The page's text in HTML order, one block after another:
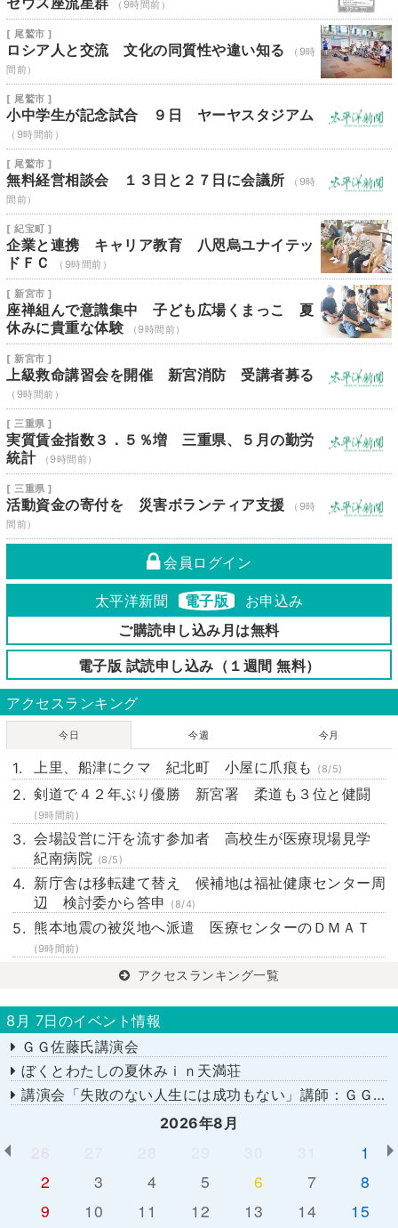
（9時間前）
[ 尾鷲市 ]
ロシア人と交流 文化の同質性や違い知る
（9時
間前）
[ 尾鷲市 ]
小中学生が記念試合 ９日 ヤーヤスタジアム
（9時間前）
[ 尾鷲市 ]
無料経営相談会 １３日と２７日に会議所
（9時
間前）
[ 紀宝町 ]
企業と連携 キャリア教育 八咫烏ユナイテッ
ドＦＣ
（9時間前）
[ 新宮市 ]
座禅組んで意識集中 子ども広場くまっこ 夏
休みに貴重な体験
（9時間前）
[ 新宮市 ]
上級救命講習会を開催 新宮消防 受講者募る
（9時間前）
[ 三重県 ]
実質賃金指数３．５％増 三重県、５月の勤労
統計
（9時間前）
[ 三重県 ]
活動資金の寄付を 災害ボランティア支援
（9時
間前）
会員ログイン
太平洋新聞 電子版
お申込み
ご購読申し込み月は無料
電子版 試読申し込み（１週間 無料）
アクセスランキング
今日 今週 今月
上里、船津にクマ 紀北町 小屋に爪痕も (8/5)
剣道で４２年ぶり優勝 新宮署 柔道も３位と健闘
(9時間前)
会場設営に汗を流す参加者 高校生が医療現場見学
紀南病院 (8/5)
新庁舎は移転建て替え 候補地は福祉健康センター周
辺 検討委から答申
(8/4)
熊本地震の被災地へ派遣 医療センターのＤＭＡＴ
(9時間前)
アクセスランキング一覧
8月 7日のイベント情報
ＧＧ佐藤氏講演会
ぼくとわたしの夏休みｉｎ天満荘
講演会「失敗のない人生には成功もない」講師：ＧＧ佐藤さん
2026年8月
26
1
2
3 4 5 6 7
8
9
10 11 12 13 14
15